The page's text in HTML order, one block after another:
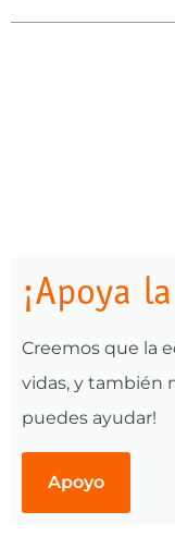
¡Apoya
Creemos que la
vidas, y también
puedes ayudar!
Apoyo